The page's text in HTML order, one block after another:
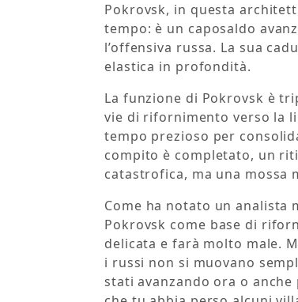
Pokrovsk, in questa
tempo: è un caposaldo
l’offensiva russa. La sua
elastica in profondità.
La funzione di Pokrovsk è
vie di rifornimento verso la
tempo prezioso per
compito è completato, un
catastrofica, ma una mossa
Come ha notato un analista
Pokrovsk come base di
delicata e farà molto male.
i russi non si muovano
stati avanzando ora o